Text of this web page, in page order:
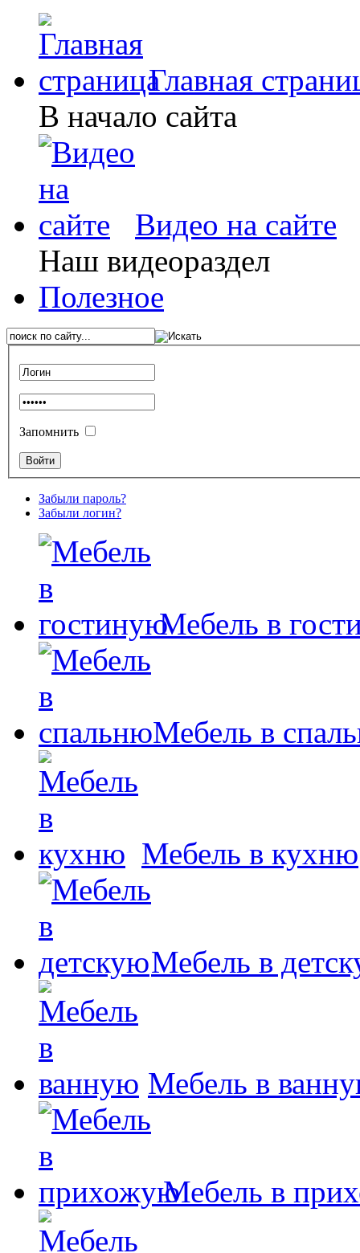
Главная
В начало сайта
Видео на сайте
Наш видеораздел
Полезное
Запомнить
Забыли пароль?
Забыли логин?
Мебель в
Мебель в
Мебель в кухню
Мебель в
Мебель в
Мебель в